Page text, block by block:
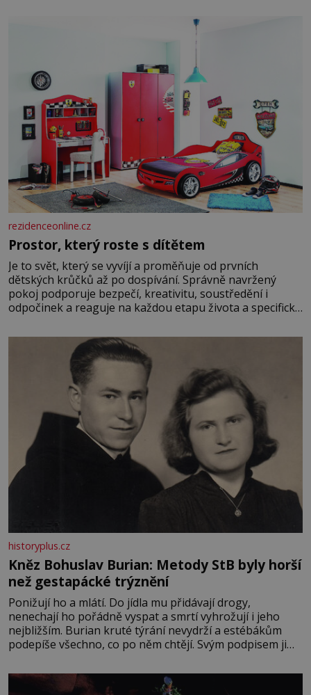
rezidenceonline.cz
Prostor, který roste s dítětem
Je to svět, který se vyvíjí a proměňuje od prvních
dětských krůčků až po dospívání. Správně navržený
pokoj podporuje bezpečí, kreativitu, soustředění i
odpočinek a reaguje na každou etapu života a specifické
měkkost a bezpečí, proto by pokoj miminka měl působit
především klidně a útulně. Předškolní věk je
historyplus.cz
Kněz Bohuslav Burian: Metody StB byly horší
než gestapácké trýznění
Ponižují ho a mlátí. Do jídla mu přidávají drogy,
nenechají ho pořádně vyspat a smrtí vyhrožují i jeho
nejbližším. Burian kruté týrání nevydrží a estébákům
podepíše všechno, co po něm chtějí. Svým podpisem jim
fyzický ani psychický nátlak. Syn brněnského řezníka
chce být knězem a